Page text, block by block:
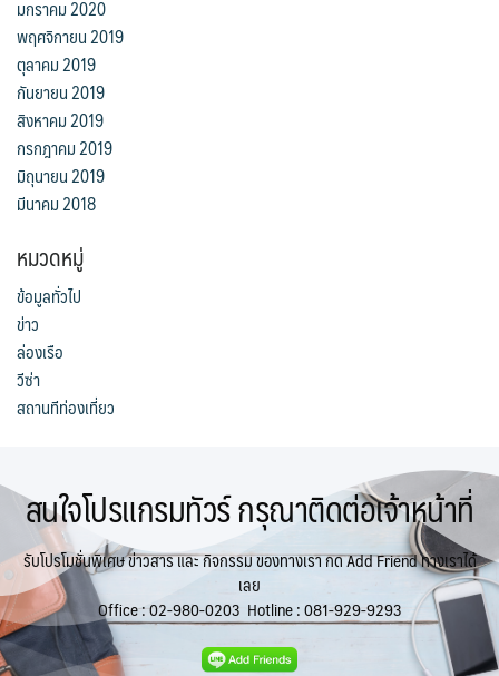
มกราคม 2020
พฤศจิกายน 2019
ตุลาคม 2019
กันยายน 2019
สิงหาคม 2019
กรกฎาคม 2019
มิถุนายน 2019
มีนาคม 2018
หมวดหมู่
ข้อมูลทั่วไป
ข่าว
ล่องเรือ
วีซ่า
สถานทีท่องเที่ยว
สนใจโปรแกรมทัวร์ กรุณาติดต่อเจ้าหน้าที่
รับโปรโมชั่นพิเศษ ข่าวสาร และ กิจกรรม ของทางเรา กด Add Friend ทางเราได้
เลย
Office :02-980-0203 Hotline :081-929-9293